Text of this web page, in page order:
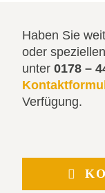
Haben Sie
oder
unter0178 –
Verfügung.